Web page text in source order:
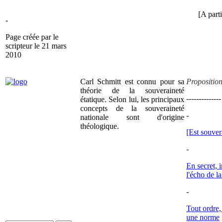
-
Page créée par le
scripteur le 21 mars
2010
[A
Carl Schmitt est connu pour sa
théorie de la souveraineté
étatique. Selon lui, les principaux
concepts de la souveraineté
nationale sont d'origine
théologique.
--------------
-
[Est
-
En secret,
l'écho de
-
Tout
une norme